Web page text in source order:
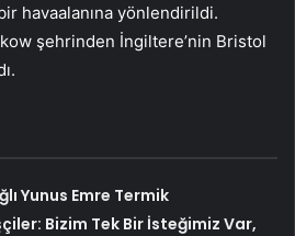
havaalanına yönlendirildi.
şehrinden İngiltere’nin Bristol
Yunus Emre Termik
Bizim Tek Bir İsteğimiz Var,